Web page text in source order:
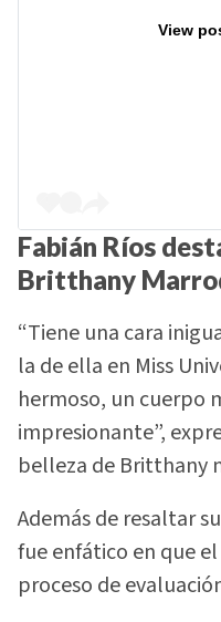
View
Fabián Ríos
Britthany
“Tiene una cara
la de ella en Miss
hermoso, un cuerpo
impresionante”,
belleza de Britthany
Además de resaltar
fue enfático en que
proceso de